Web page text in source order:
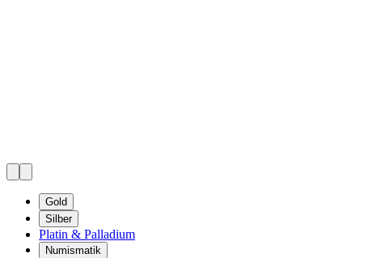
Gold
Silber
Platin & Palladium
Numismatik